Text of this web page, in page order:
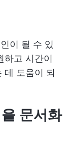
이 될 수 있
하고 시간이
데 도움이 되
문서화